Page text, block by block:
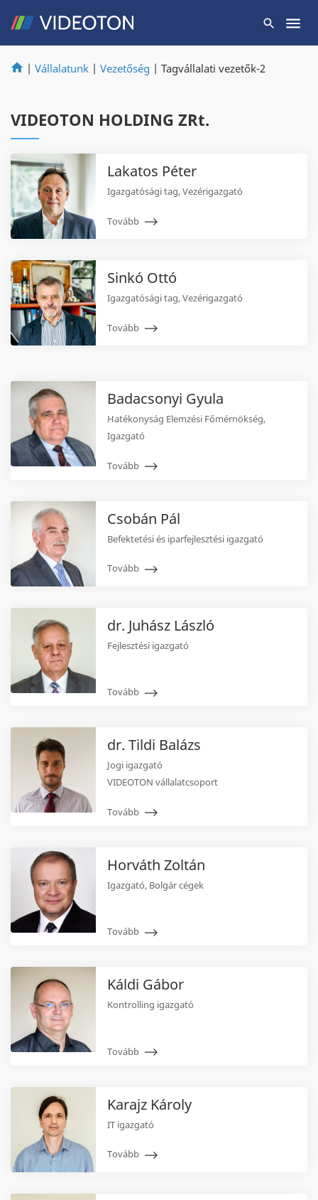
| Vállalatunk | Vezetőség | Tagvállalati vezetők-2
VIDEOTON HOLDING ZRt.
Lakatos Péter
Igazgatósági tag, Vezérigazgató
Tovább
Sinkó Ottó
Igazgatósági tag, Vezérigazgató
Tovább
Badacsonyi Gyula
Hatékonyság Elemzési Főmérnökség,
Igazgató
Tovább
Csobán Pál
Befektetési és iparfejlesztési igazgató
Tovább
dr. Juhász László
Fejlesztési igazgató
Tovább
dr. Tildi Balázs
Jogi igazgató
VIDEOTON vállalatcsoport
Tovább
Horváth Zoltán
Igazgató, Bolgár cégek
Tovább
Káldi Gábor
Kontrolling igazgató
Tovább
Karajz Károly
IT igazgató
Tovább